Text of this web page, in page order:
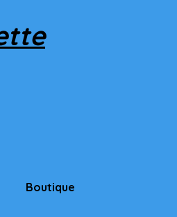
Boutique